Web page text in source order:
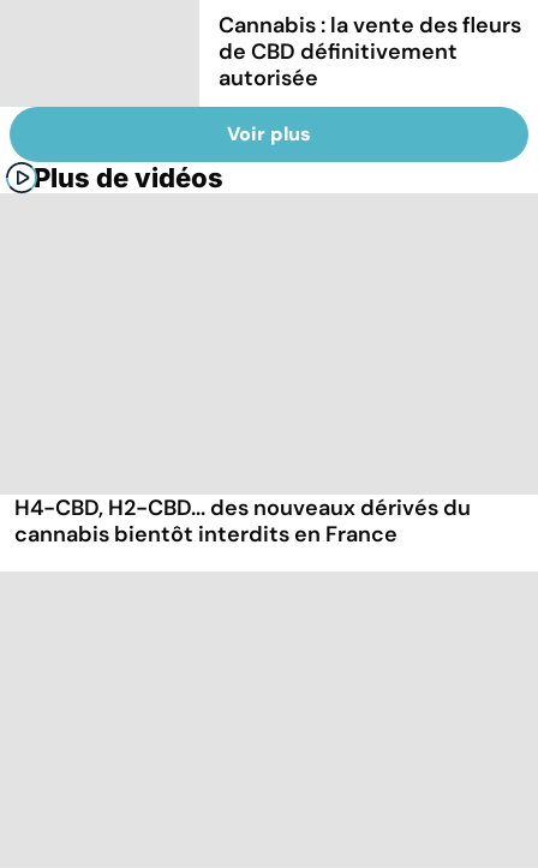
Cannabis : la vente des fleurs
de CBD définitivement
autorisée
Voir plus
Plus de vidéos
H4-CBD, H2-CBD... des nouveaux dérivés du
cannabis bientôt interdits en France